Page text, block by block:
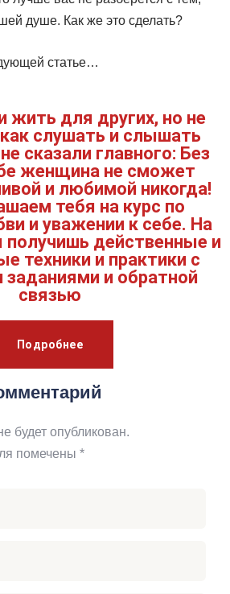
душе. Как же это сделать?
статье…
жить для других, но не
слушать и слышать
сказали главного: Без
женщина не сможет
и любимой никогда!
тебя на курс по
и уважении к себе. На
получишь действенные и
техники и практики с
и обратной
связью
Подробнее
будет опубликован.
помечены *